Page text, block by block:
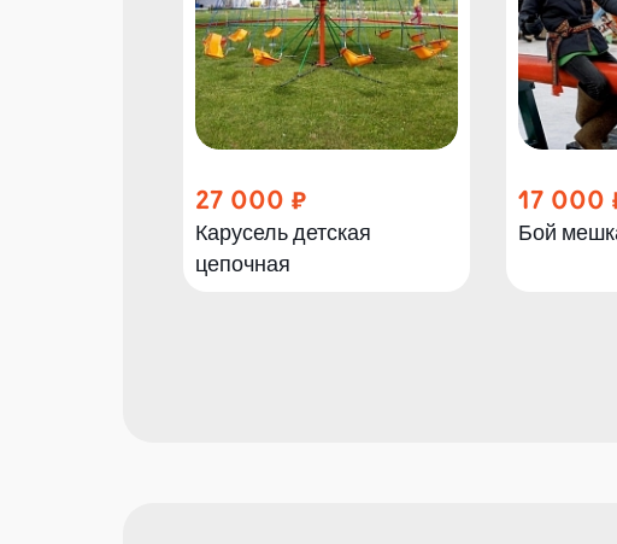
27 000
Карусель детская
цепочная
17 000
Бой